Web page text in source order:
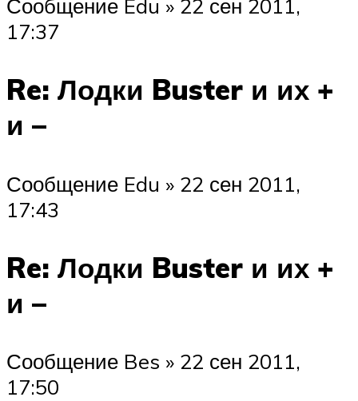
Сообщение Edu » 22 сен 2011,
17:37
Re: Лодки Buster и их +
и –
Сообщение Edu » 22 сен 2011,
17:43
Re: Лодки Buster и их +
и –
Сообщение Bes » 22 сен 2011,
17:50